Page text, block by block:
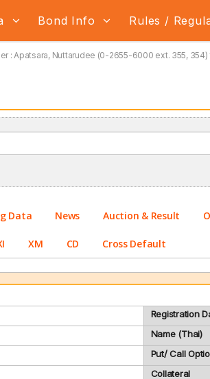
Bond Info Rules /
: Apatsara, Nuttarudee (0-2655-6000 ext. 355,
Data News Auction & Result
XM CD Cross Default
Registration
Name (Thai)
Put/ Call
Collateral